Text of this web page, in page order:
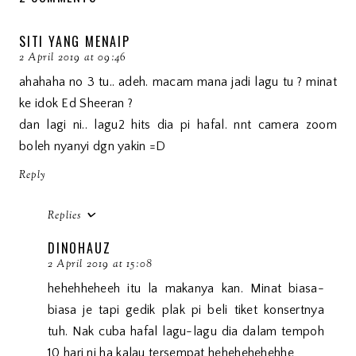
SITI YANG MENAIP
2 April 2019 at 09:46
ahahaha no 3 tu.. adeh. macam mana jadi lagu tu ? minat
ke idok Ed Sheeran ?
dan lagi ni.. lagu2 hits dia pi hafal. nnt camera zoom
boleh nyanyi dgn yakin =D
Reply
Replies
DINOHAUZ
2 April 2019 at 15:08
hehehheheeh itu la makanya kan. Minat biasa-
biasa je tapi gedik plak pi beli tiket konsertnya
tuh. Nak cuba hafal lagu-lagu dia dalam tempoh
10 hari ni ha kalau tersempat hehehehehehhe